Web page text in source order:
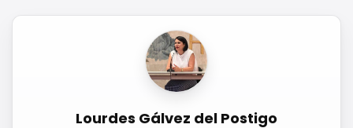
Lourdes Gálvez del Postigo